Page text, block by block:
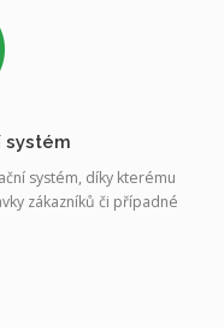
systém
systém, díky kterému
zákazníků či případné